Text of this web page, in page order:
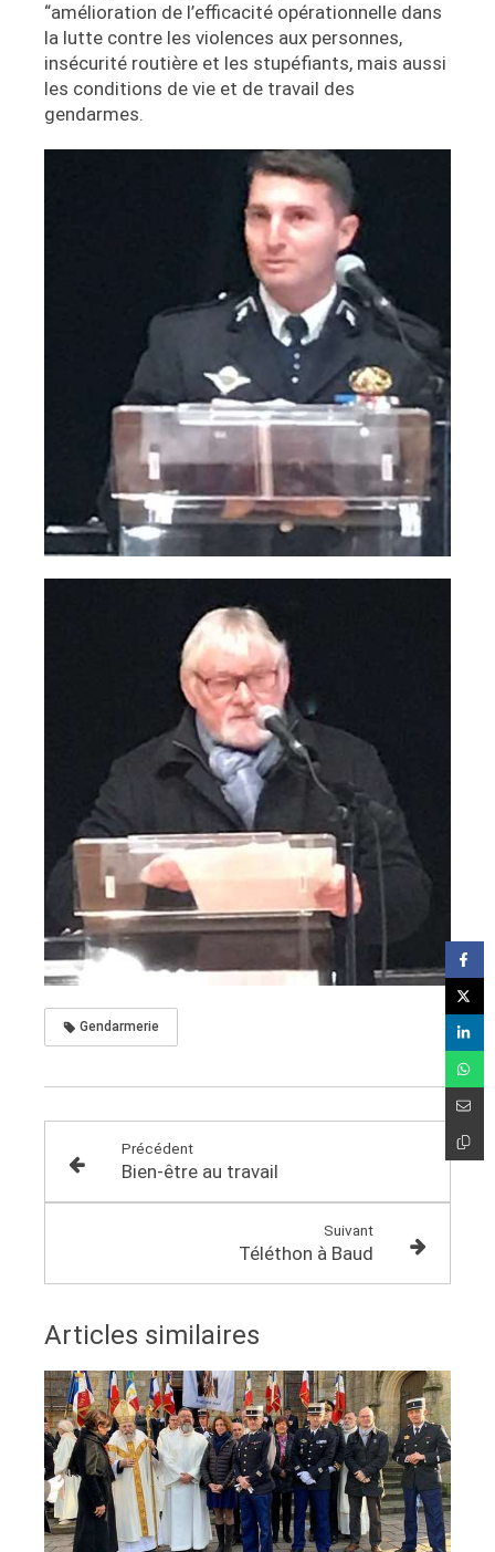
“amélioration de l’efficacité opérationnelle dans
la lutte contre les violences aux personnes,
insécurité routière et les stupéfiants, mais aussi
les conditions de vie et de travail des
gendarmes.
Gendarmerie
Précédent
Bien-être au travail
Suivant
Téléthon à Baud
Articles similaires